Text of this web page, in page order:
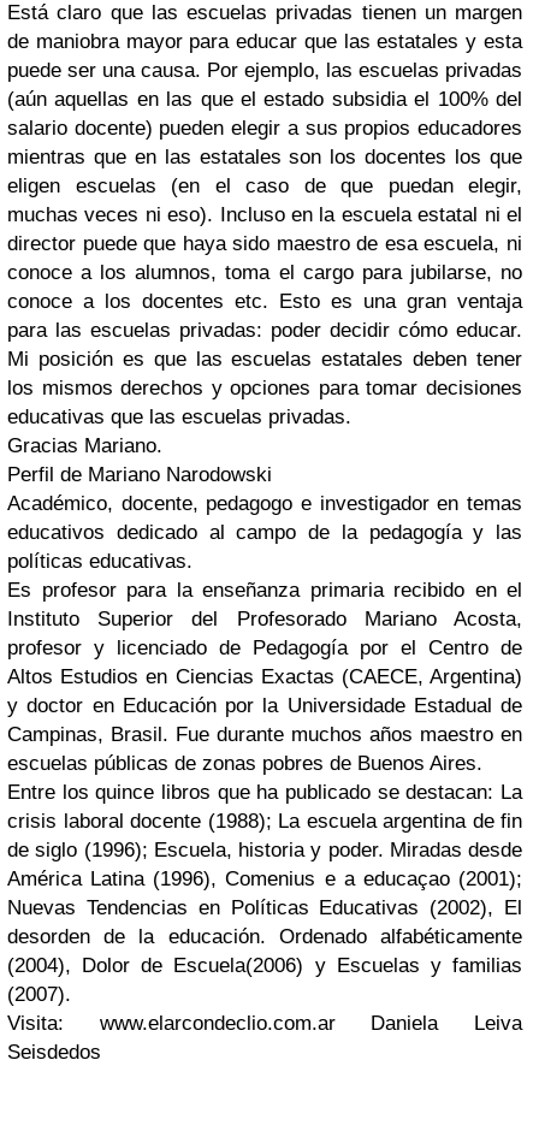
Está claro que las escuelas privadas tienen un margen
de maniobra mayor para educar que las estatales y esta
puede ser una causa. Por ejemplo, las escuelas privadas
(aún aquellas en las que el estado subsidia el 100% del
salario docente) pueden elegir a sus propios educadores
mientras que en las estatales son los docentes los que
eligen escuelas (en el caso de que puedan elegir,
muchas veces ni eso). Incluso en la escuela estatal ni el
director puede que haya sido maestro de esa escuela, ni
conoce a los alumnos, toma el cargo para jubilarse, no
conoce a los docentes etc. Esto es una gran ventaja
para las escuelas privadas: poder decidir cómo educar.
Mi posición es que las escuelas estatales deben tener
los mismos derechos y opciones para tomar decisiones
educativas que las escuelas privadas.
Gracias Mariano.
Perfil de Mariano Narodowski
Académico, docente, pedagogo e investigador en temas
educativos dedicado al campo de la pedagogía y las
políticas educativas.
Es profesor para la enseñanza primaria recibido en el
Instituto Superior del Profesorado Mariano Acosta,
profesor y licenciado de Pedagogía por el Centro de
Altos Estudios en Ciencias Exactas (CAECE, Argentina)
y doctor en Educación por la Universidade Estadual de
Campinas, Brasil. Fue durante muchos años maestro en
escuelas públicas de zonas pobres de Buenos Aires.
Entre los quince libros que ha publicado se destacan: La
crisis laboral docente (1988); La escuela argentina de fin
de siglo (1996); Escuela, historia y poder. Miradas desde
América Latina (1996), Comenius e a educaçao (2001);
Nuevas Tendencias en Políticas Educativas (2002), El
desorden de la educación. Ordenado alfabéticamente
(2004), Dolor de Escuela(2006) y Escuelas y familias
(2007).
Visita: www.elarcondeclio.com.ar Daniela Leiva
Seisdedos